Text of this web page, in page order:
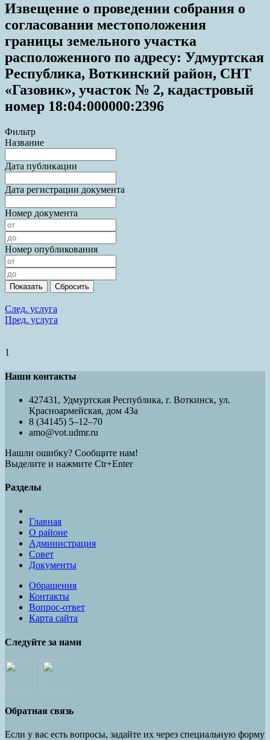
Извещение о проведении собрания о
согласовании местоположения
границы земельного участка
расположенного по адресу: Удмуртская
Республика, Воткинский район, СНТ
«Газовик», участок № 2, кадастровый
номер 18:04:000000:2396
Фильтр
Название
Дата публикации
Дата регистрации документа
Номер документа
Номер опубликования
След. услуга
Пред. услуга
1
Наши контакты
427431, Удмуртская Республика, г. Воткинск, ул.
Красноармейская, дом 43а
8 (34145) 5–12–70
amo@vot.udmr.ru
Нашли ошибку? Сообщите нам!
Выделите и нажмите Ctr+Enter
Разделы
Главная
О районе
Администрация
Совет
Документы
Обращения
Контакты
Вопрос-ответ
Карта сайта
Следуйте за нами
Обратная связь
Если у вас есть вопросы, задайте их через специальную форму